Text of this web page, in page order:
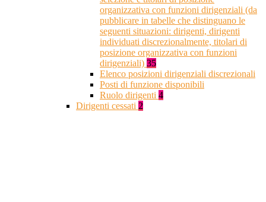
organizzativa con funzioni dirigenziali (da
pubblicare in tabelle che distinguano le
seguenti situazioni: dirigenti, dirigenti
individuati discrezionalmente, titolari di
posizione organizzativa con funzioni
dirigenziali) 35
Elenco posizioni dirigenziali discrezionali
Posti di funzione disponibili
Ruolo dirigenti 4
Dirigenti cessati 2